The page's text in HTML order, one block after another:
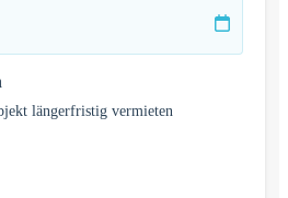
längerfristig vermieten